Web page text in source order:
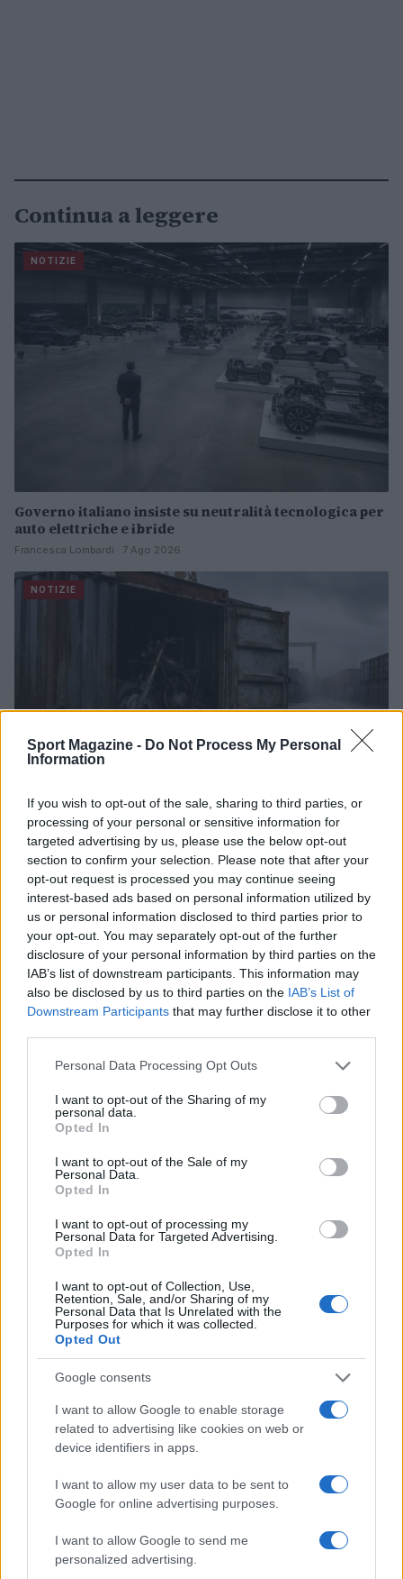
Sport Magazine - Do Not Process My Personal
Information
If you wish to opt-out of the sale, sharing to third parties, or
processing of your personal or sensitive information for
targeted advertising by us, please use the below opt-out
section to confirm your selection. Please note that after your
opt-out request is processed you may continue seeing
interest-based ads based on personal information utilized by
us or personal information disclosed to third parties prior to
your opt-out. You may separately opt-out of the further
disclosure of your personal information by third parties on the
IAB’s list of downstream participants. This information may
also be disclosed by us to third parties on the IAB’s List of
Downstream Participants that may further disclose it to other
Please note that this website/app uses one or more Google
not limited to your visit or usage behaviour. You may click to
grant or deny consent to Google and its third-party tags to
use your data for below specified purposes in below Google
consent section.
Personal Data Processing Opt Outs
I want to opt-out of the Sharing of my
personal data.
Opted In
I want to opt-out of the Sale of my
Personal Data.
Opted In
I want to opt-out of processing my
Personal Data for Targeted Advertising.
Opted In
I want to opt-out of Collection, Use,
Retention, Sale, and/or Sharing of my
Personal Data that Is Unrelated with the
Purposes for which it was collected.
Opted Out
Google consents
I want to allow Google to enable storage
related to advertising like cookies on web or
device identifiers in apps.
I want to allow my user data to be sent to
Google for online advertising purposes.
I want to allow Google to send me
personalized advertising.
Continua a leggere
NOTIZIE
Governo italiano insiste su neutralità tecnologica per
auto elettriche e ibride
Francesca Lombardi · 7 Ago 2026
NOTIZIE
Scoperte carcasse di moto e motori in container
destinati al Senegal
Ilaria Mauri · 4 Ago 2026
NOTIZIE
Nuova Zelanda: ondata di freddo eccezionale porta
neve a bassa quota
PIÙ LETTI
XPENG Partner del Teatro del Silenzio 2026: Veicoli
Elettrici e Musica in Sinfonia
Rilancio degli impianti sciistici in Val Vigezzo, Val
Scoperte carcasse di moto e motori in container
destinati al Senegal
Il Córdoba ha ottenuto il II Trofeo Puertas dopo aver
sconfitto il Rayo ai rigori.
Nuova Zelanda: ondata di freddo eccezionale porta
neve a bassa quota